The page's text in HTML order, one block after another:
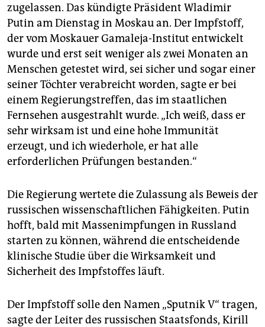
unterstützen
abo
genossenschaft
epaper login
zugelassen. Das kündigte Präsident Wladimir
Putin am Dienstag in Moskau an. Der Impfstoff,
der vom Moskauer Gamaleja-Institut entwickelt
wurde und erst seit weniger als zwei Monaten an
Menschen getestet wird, sei sicher und sogar einer
seiner Töchter verabreicht worden, sagte er bei
einem Regierungstreffen, das im staatlichen
Fernsehen ausgestrahlt wurde. „Ich weiß, dass er
sehr wirksam ist und eine hohe Immunität
erzeugt, und ich wiederhole, er hat alle
erforderlichen Prüfungen bestanden.“
Die Regierung wertete die Zulassung als Beweis der
russischen wissenschaftlichen Fähigkeiten. Putin
hofft, bald mit Massenimpfungen in Russland
starten zu können, während die entscheidende
klinische Studie über die Wirksamkeit und
Sicherheit des Impfstoffes läuft.
Der Impfstoff solle den Namen „Sputnik V“ tragen,
sagte der Leiter des russischen Staatsfonds, Kirill